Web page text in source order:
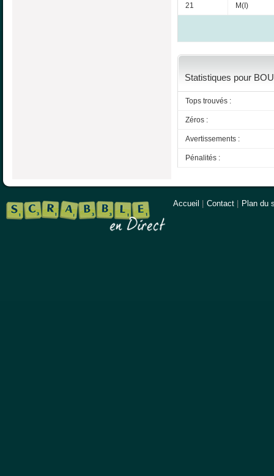
21 M(I)
Statistiques pour
Tops trouvés :
Zéros :
Avertissements :
Pénalités :
Accueil Contact Plan du